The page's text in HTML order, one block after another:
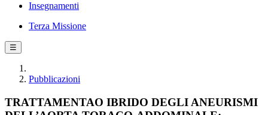
Insegnamenti
Terza Missione
☰
Pubblicazioni
TRATTAMENTAO IBRIDO DEGLI ANEURISMI